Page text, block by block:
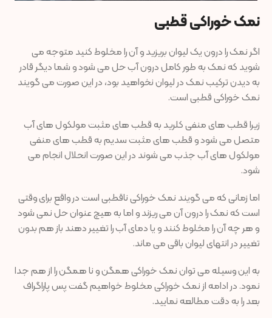
نمک خوراکی قطبی
اگر نمک را درون یک لیوان بریزید و آن را مخلوط کنید متوجه می
شوید که نمک به طور کامل درون آب حل می شود و شما دیگر قادر
به دیدن ترکیب نمک در لیوان نخواهید بود، در این صورت می گویند
نمک خوراکی قطبی است.
زیرا قطب های منفی کلرید به قطب های مثبت مولکول های آب
متصل می شود و قطب های مثبت سدیم به قطب های منفی
مولکول های آب جذب می شوند در این صورت انحلال انجام می
شود.
اما زمانی که می گویند نمک خوراکی ناقطبی است در واقع برای وقتی
است که نمک را درون آن می ریزند و اما به هیچ عنوان حل نمی شود
و هر چه آن را مخلوط کنند و یا دمای آب را تغییر دهند باز هم بدون
تغییر در انتهای لیوان باقی می ماند.
به این وسیله می توان نمک خوراکی همگن و نا همگن را از هم جدا
نمود. در ادامه از نمک خوراکی مخلوط خواهیم گفت پس پاراگراف
بعد را به دقت مطالعه نمایید.